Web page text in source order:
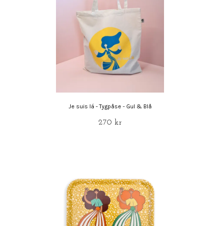
Je suis lá - Tygpåse - Gul & Blå
270 kr